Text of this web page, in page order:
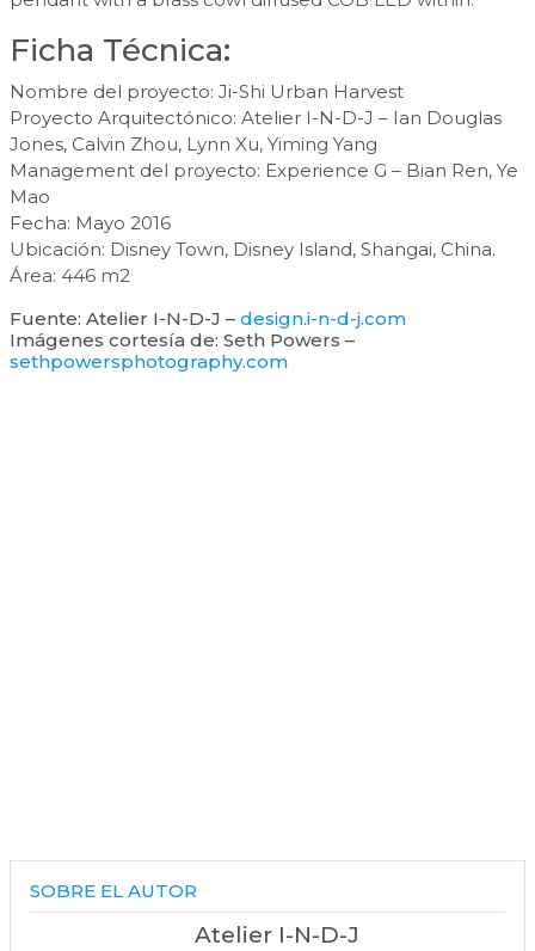
Ficha Técnica:
Nombre del proyecto: Ji-Shi Urban Harvest
Proyecto Arquitectónico: Atelier I-N-D-J – Ian Douglas
Jones, Calvin Zhou, Lynn Xu, Yiming Yang
Management del proyecto: Experience G – Bian Ren, Ye
Mao
Fecha: Mayo 2016
Ubicación: Disney Town, Disney Island, Shangai, China.
Área: 446 m2
Fuente: Atelier I-N-D-J – design.i-n-d-j.com
Imágenes cortesía de: Seth Powers –
sethpowersphotography.com
SOBRE EL AUTOR
Atelier I-N-D-J